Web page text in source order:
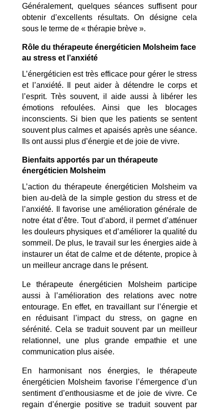
Généralement, quelques séances suffisent pour
obtenir d’excellents résultats.On désigne cela
sous le terme de « thérapie brève ».
Rôle du thérapeute énergéticien Molsheim face
au stress et l’anxiété
L’énergéticien est très efficace pour gérer le stress
et l’anxiété. Il peut aider à détendre le corps et
l’esprit. Très souvent, il aide aussi à libérer les
émotions refoulées. Ainsi que les blocages
inconscients. Si bien que les patients se sentent
souvent plus calmes et apaisés après une séance.
Ils ont aussi plus d’énergie et de joie de vivre.
Bienfaits apportés par un thérapeute
énergéticien Molsheim
L’action du thérapeute énergéticien Molsheim va
bien au-delà de la simple gestion du stress et de
l’anxiété. Il favorise une amélioration générale de
notre état d’être. Tout d’abord, il permet d’atténuer
les douleurs physiques et d’améliorer la qualité du
sommeil. De plus, le travail sur les énergies aide à
instaurer un état de calme et de détente, propice à
un meilleur ancrage dans le présent.
Le thérapeute énergéticien Molsheim participe
aussi à l’amélioration des relations avec notre
entourage. En effet, en travaillant sur l’énergie et
en réduisant l’impact du stress, on gagne en
sérénité. Cela se traduit souvent par un meilleur
relationnel, une plus grande empathie et une
communication plus aisée.
En harmonisant nos énergies, le thérapeute
énergéticien Molsheim favorise l’émergence d’un
sentiment d’enthousiasme et de joie de vivre. Ce
regain d’énergie positive se traduit souvent par